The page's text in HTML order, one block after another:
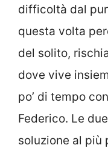
difficoltà dal
questa volta
del solito,
dove vive
po’ di tempo
Federico. Le
soluzione al più